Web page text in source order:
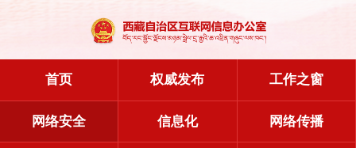
首页 权威发布 工作之窗
网络安全 信息化 网络传播